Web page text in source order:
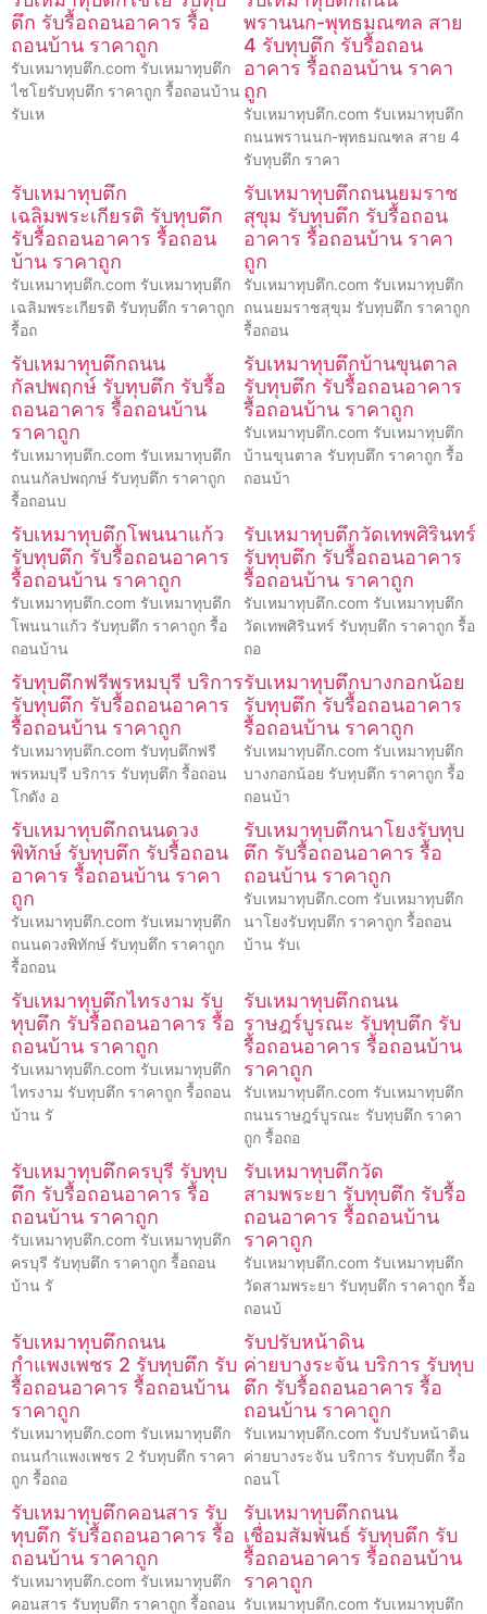
ตึก รับรื้อถอนอาคาร รื้อ
ถอนบ้าน ราคาถูก
รับเหมาทุบตึก.com รับเหมาทุบตึก
ไชโยรับทุบตึก ราคาถูก รื้อถอนบ้าน
รับเห
พรานนก-พุทธมณฑล สาย
4 รับทุบตึก รับรื้อถอน
อาคาร รื้อถอนบ้าน ราคา
ถูก
รับเหมาทุบตึก.com รับเหมาทุบตึก
ถนนพรานนก-พุทธมณฑล สาย 4
รับทุบตึก ราคา
รับเหมาทุบตึก
เฉลิมพระเกียรติ รับทุบตึก
รับรื้อถอนอาคาร รื้อถอน
บ้าน ราคาถูก
รับเหมาทุบตึก.com รับเหมาทุบตึก
เฉลิมพระเกียรติ รับทุบตึก ราคาถูก
รื้อถ
รับเหมาทุบตึกถนนยมราช
สุขุม รับทุบตึก รับรื้อถอน
อาคาร รื้อถอนบ้าน ราคา
ถูก
รับเหมาทุบตึก.com รับเหมาทุบตึก
ถนนยมราชสุขุม รับทุบตึก ราคาถูก
รื้อถอน
รับเหมาทุบตึกถนน
กัลปพฤกษ์ รับทุบตึก รับรื้อ
ถอนอาคาร รื้อถอนบ้าน
ราคาถูก
รับเหมาทุบตึก.com รับเหมาทุบตึก
ถนนกัลปพฤกษ์ รับทุบตึก ราคาถูก
รื้อถอนบ
รับเหมาทุบตึกบ้านขุนตาล
รับทุบตึก รับรื้อถอนอาคาร
รื้อถอนบ้าน ราคาถูก
รับเหมาทุบตึก.com รับเหมาทุบตึก
บ้านขุนตาล รับทุบตึก ราคาถูก รื้อ
ถอนบ้า
รับเหมาทุบตึกโพนนาแก้ว
รับทุบตึก รับรื้อถอนอาคาร
รื้อถอนบ้าน ราคาถูก
รับเหมาทุบตึก.com รับเหมาทุบตึก
โพนนาแก้ว รับทุบตึก ราคาถูก รื้อ
ถอนบ้าน
รับเหมาทุบตึกวัดเทพศิรินทร์
รับทุบตึก รับรื้อถอนอาคาร
รื้อถอนบ้าน ราคาถูก
รับเหมาทุบตึก.com รับเหมาทุบตึก
วัดเทพศิรินทร์ รับทุบตึก ราคาถูก รื้อ
ถอ
รับทุบตึกฟรีพรหมบุรี บริการ
รับทุบตึก รับรื้อถอนอาคาร
รื้อถอนบ้าน ราคาถูก
รับเหมาทุบตึก.com รับทุบตึกฟรี
พรหมบุรี บริการ รับทุบตึก รื้อถอน
โกดัง อ
รับเหมาทุบตึกบางกอกน้อย
รับทุบตึก รับรื้อถอนอาคาร
รื้อถอนบ้าน ราคาถูก
รับเหมาทุบตึก.com รับเหมาทุบตึก
บางกอกน้อย รับทุบตึก ราคาถูก รื้อ
ถอนบ้า
รับเหมาทุบตึกถนนดวง
พิทักษ์ รับทุบตึก รับรื้อถอน
อาคาร รื้อถอนบ้าน ราคา
ถูก
รับเหมาทุบตึก.com รับเหมาทุบตึก
ถนนดวงพิทักษ์ รับทุบตึก ราคาถูก
รื้อถอน
รับเหมาทุบตึกนาโยงรับทุบ
ตึก รับรื้อถอนอาคาร รื้อ
ถอนบ้าน ราคาถูก
รับเหมาทุบตึก.com รับเหมาทุบตึก
นาโยงรับทุบตึก ราคาถูก รื้อถอน
บ้าน รับเ
รับเหมาทุบตึกไทรงาม รับ
ทุบตึก รับรื้อถอนอาคาร รื้อ
ถอนบ้าน ราคาถูก
รับเหมาทุบตึก.com รับเหมาทุบตึก
ไทรงาม รับทุบตึก ราคาถูก รื้อถอน
บ้าน รั
รับเหมาทุบตึกถนน
ราษฎร์บูรณะ รับทุบตึก รับ
รื้อถอนอาคาร รื้อถอนบ้าน
ราคาถูก
รับเหมาทุบตึก.com รับเหมาทุบตึก
ถนนราษฎร์บูรณะ รับทุบตึก ราคา
ถูก รื้อถอ
รับเหมาทุบตึกครบุรี รับทุบ
ตึก รับรื้อถอนอาคาร รื้อ
ถอนบ้าน ราคาถูก
รับเหมาทุบตึก.com รับเหมาทุบตึก
ครบุรี รับทุบตึก ราคาถูก รื้อถอน
บ้าน รั
รับเหมาทุบตึกวัด
สามพระยา รับทุบตึก รับรื้อ
ถอนอาคาร รื้อถอนบ้าน
ราคาถูก
รับเหมาทุบตึก.com รับเหมาทุบตึก
วัดสามพระยา รับทุบตึก ราคาถูก รื้อ
ถอนบ้
รับเหมาทุบตึกถนน
กำแพงเพชร 2 รับทุบตึก รับ
รื้อถอนอาคาร รื้อถอนบ้าน
ราคาถูก
รับเหมาทุบตึก.com รับเหมาทุบตึก
ถนนกำแพงเพชร 2 รับทุบตึก ราคา
ถูก รื้อถอ
รับปรับหน้าดิน
ค่ายบางระจัน บริการ รับทุบ
ตึก รับรื้อถอนอาคาร รื้อ
ถอนบ้าน ราคาถูก
รับเหมาทุบตึก.com รับปรับหน้าดิน
ค่ายบางระจัน บริการ รับทุบตึก รื้อ
ถอนโ
รับเหมาทุบตึกคอนสาร รับ
ทุบตึก รับรื้อถอนอาคาร รื้อ
ถอนบ้าน ราคาถูก
รับเหมาทุบตึก.com รับเหมาทุบตึก
คอนสาร รับทุบตึก ราคาถูก รื้อถอน
รับเหมาทุบตึกถนน
เชื่อมสัมพันธ์ รับทุบตึก รับ
รื้อถอนอาคาร รื้อถอนบ้าน
ราคาถูก
รับเหมาทุบตึก.com รับเหมาทุบตึก